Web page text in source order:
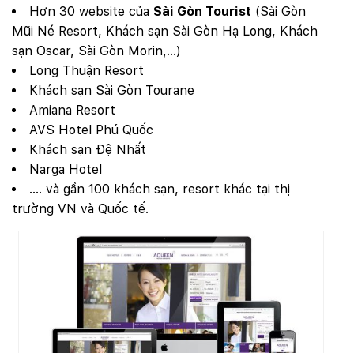
Hơn 30 website của Sài Gòn Tourist (Sài Gòn
Mũi Né Resort, Khách sạn Sài Gòn Hạ Long, Khách
sạn Oscar, Sài Gòn Morin,…)
Long Thuận Resort
Khách sạn Sài Gòn Tourane
Amiana Resort
AVS Hotel Phú Quốc
Khách sạn Đệ Nhất
Narga Hotel
…. và gần 100 khách sạn, resort khác tại thị
trường VN và Quốc tế.